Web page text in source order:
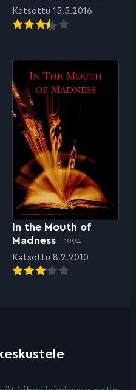
Katsottu 15.5.2016
In the Mouth of
Madness
1994
Katsottu 8.2.2010
keskustele